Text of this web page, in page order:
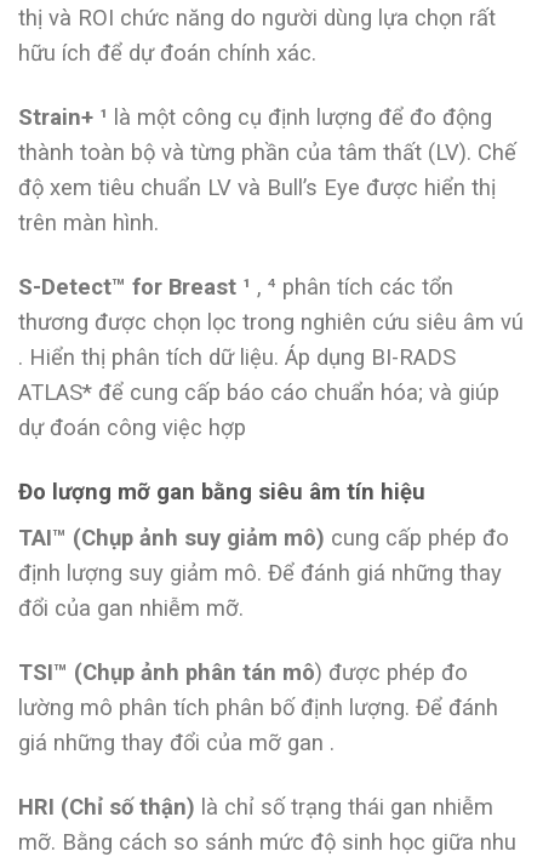
thị và ROI chức năng do người dùng lựa chọn rất
hữu ích để dự đoán chính xác.
Strain+ ¹ là một công cụ định lượng để đo động
thành toàn bộ và từng phần của tâm thất (LV). Chế
độ xem tiêu chuẩn LV và Bull’s Eye được hiển thị
trên màn hình.
S-Detect™ for Breast ¹ , ⁴ phân tích các tổn
thương được chọn lọc trong nghiên cứu siêu âm vú
. Hiển thị phân tích dữ liệu. Áp dụng BI-RADS
ATLAS* để cung cấp báo cáo chuẩn hóa; và giúp
dự đoán công việc hợp
Đo lượng mỡ gan bằng siêu âm tín hiệu
TAI™ (Chụp ảnh suy giảm mô) cung cấp phép đo
định lượng suy giảm mô. Để đánh giá những thay
đổi của gan nhiễm mỡ.
TSI™ (Chụp ảnh phân tán mô) được phép đo
lường mô phân tích phân bố định lượng. Để đánh
giá những thay đổi của mỡ gan .
HRI (Chỉ số thận) là chỉ số trạng thái gan nhiễm
mỡ. Bằng cách so sánh mức độ sinh học giữa nhu